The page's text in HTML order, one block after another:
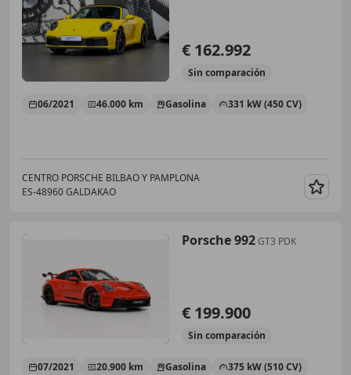
€ 162.992
Sin comparación
06/2021 46.000 km Gasolina 331 kW (450 CV)
CENTRO PORSCHE BILBAO Y PAMPLONA
ES-48960 GALDAKAO
Porsche 992GT3 PDK
€ 199.900
Sin comparación
07/2021 20.900 km Gasolina 375 kW (510 CV)